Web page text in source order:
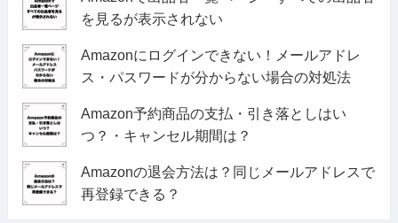
を見るが表示されない
Amazonにログインできない！メールアドレ
ス・パスワードが分からない場合の対処法
Amazon予約商品の支払・引き落としはい
つ？・キャンセル期間は？
Amazonの退会方法は？同じメールアドレスで
再登録できる？